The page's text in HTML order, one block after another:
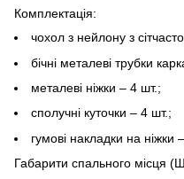
Комплектація:
чохол з нейлону з
бічні металеві трубки
металеві ніжки – 4 шт.;
сполучні куточки – 4 шт.;
гумові накладки на ніжки
Габарити спального місця